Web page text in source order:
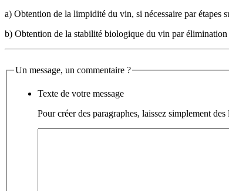
a) Obtention de la limpidité du vin, si nécessaire par étapes
b) Obtention de la stabilité biologique du vin par
Un message, un commentaire ?
Texte de votre message
Pour créer des paragraphes, laissez simplement des